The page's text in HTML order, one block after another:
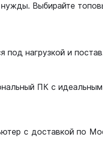
Выбирайте
под нагрузкой и
ПК с
с доставкой по